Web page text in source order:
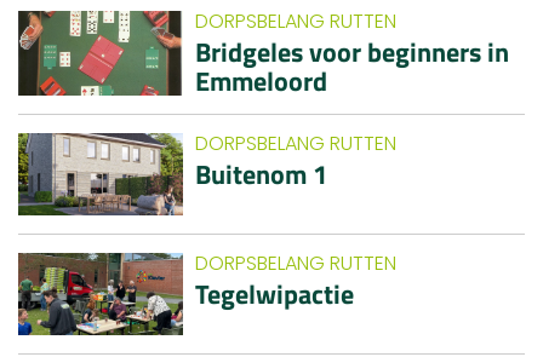
DORPSBELANG RUTTEN
Bridgeles voor beginners in
Emmeloord
DORPSBELANG RUTTEN
Buitenom 1
DORPSBELANG RUTTEN
Tegelwipactie